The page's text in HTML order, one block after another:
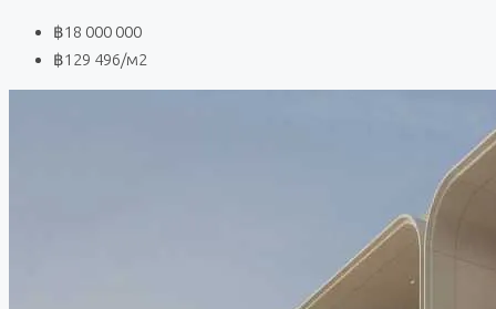
฿18 000 000
฿129 496/м2